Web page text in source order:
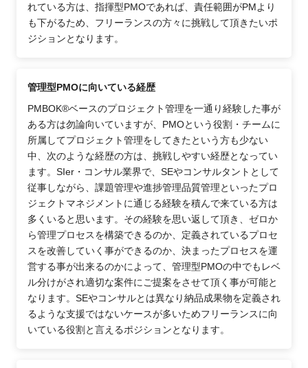
れている方は、指揮型PMOであれば、責任範囲がPMより
も下がるため、フリーランスの方々に挑戦して頂きたいポ
ジションとなります。
管理型PMOに向いている経歴
PMBOK®ベースのプロジェクト管理を一通り経験した事が
ある方は勿論向いていますが、PMOという役割・チームに
所属してプロジェクト管理をしてきたという方も少ない
中、次のような経歴の方は、挑戦しやすい経歴となってい
ます。SIer・コンサル業界で、SEやコンサルタントとして
従事しながら、課題管理や進捗管理品質管理といったプロ
ジェクトマネジメントに通じる経験を積んで来ている方は
多くいると思います。その経験を思い返して頂き、ゼロか
ら管理プロセスを構築できるのか、定義されているプロセ
スを改善していく事ができるのか、決まったプロセスを運
営する事が出来るのかによって、管理型PMOの中でもレベ
ル分けがされ適切な案件にご提案をさせて頂く事が可能と
なります。SEやコンサルとは異なり納品成果物を定義され
るような支援ではないケースが多いためフリーランスに向
いている役割と言えるポジションとなります。